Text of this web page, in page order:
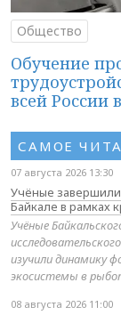
Общество
Обучение
всей России
САМОЕ
07 августа 2026 13:30
Учёные завершили
Байкале в рамках
Учёные
изучили динамику
экосистемы в
08 августа 2026 11:00